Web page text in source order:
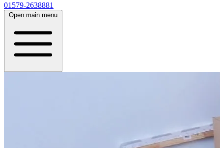
01579-2638881
Open main menu